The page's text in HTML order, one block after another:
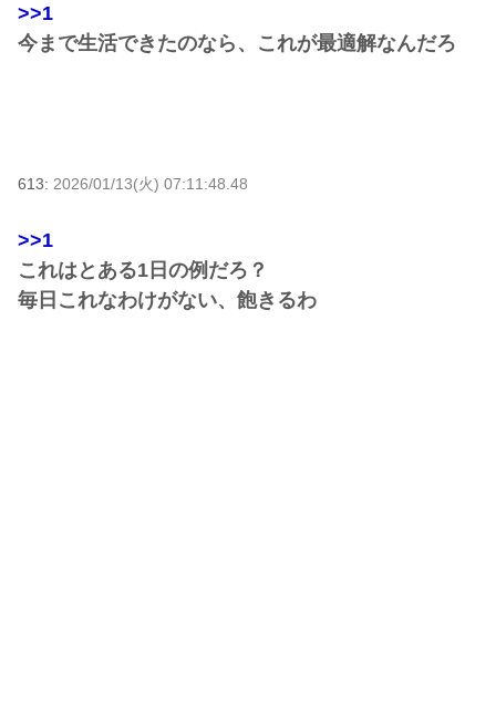
>>1
今まで生活できたのなら、これが最適解なんだろ
613: 2026/01/13(火) 07:11:48.48
>>1
これはとある1日の例だろ？
毎日これなわけがない、飽きるわ